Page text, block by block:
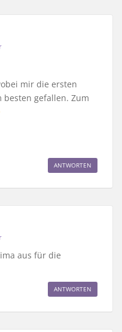
mir die ersten
besten gefallen. Zum
ANTWORTEN
aus für die
ANTWORTEN